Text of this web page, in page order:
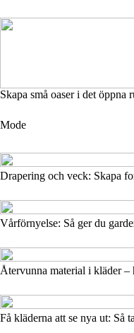
Skapa små oaser i det
Mode
Drapering och veck: Skapa
Vårförnyelse: Så ger du
Återvunna material i kläder –
Få kläderna att se nya ut: Så